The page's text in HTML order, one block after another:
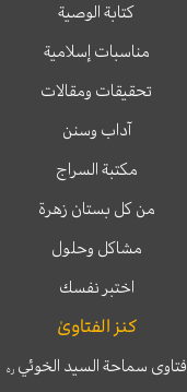
كتابة الوصية
مناسبات إسلامية
تحقيقات ومقالات
آداب وسنن
مكتبة السراج
من كل بستان زهرة
مشاكل وحلول
اختبر نفسك
كنز الفتاوىٰ
فتاوى سماحة السيد الخوئيره